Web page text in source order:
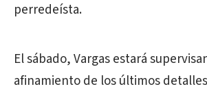
perredeísta.
El sábado, Vargas estará
afinamiento de los últimos